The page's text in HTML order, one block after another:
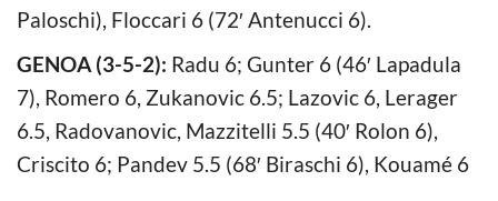
Paloschi), Floccari 6 (72′ Antenucci 6).
GENOA (3-5-2): Radu 6; Gunter 6 (46′ Lapadula
7), Romero 6, Zukanovic 6.5; Lazovic 6, Lerager
6.5, Radovanovic, Mazzitelli 5.5 (40′ Rolon 6),
Criscito 6; Pandev 5.5 (68′ Biraschi 6), Kouamé 6